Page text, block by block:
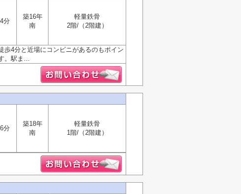
分
築16年
南
軽量鉄骨
2階/（2階建）
歩4分と近場にコンビニがあるのもポイン
。駅ま...
分
築18年
南
軽量鉄骨
1階/（2階建）